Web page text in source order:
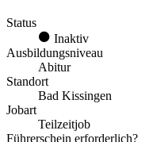
Status
Inaktiv
Ausbildungsniveau
Abitur
Standort
Bad Kissingen
Jobart
Teilzeitjob
Führerschein erforderlich?